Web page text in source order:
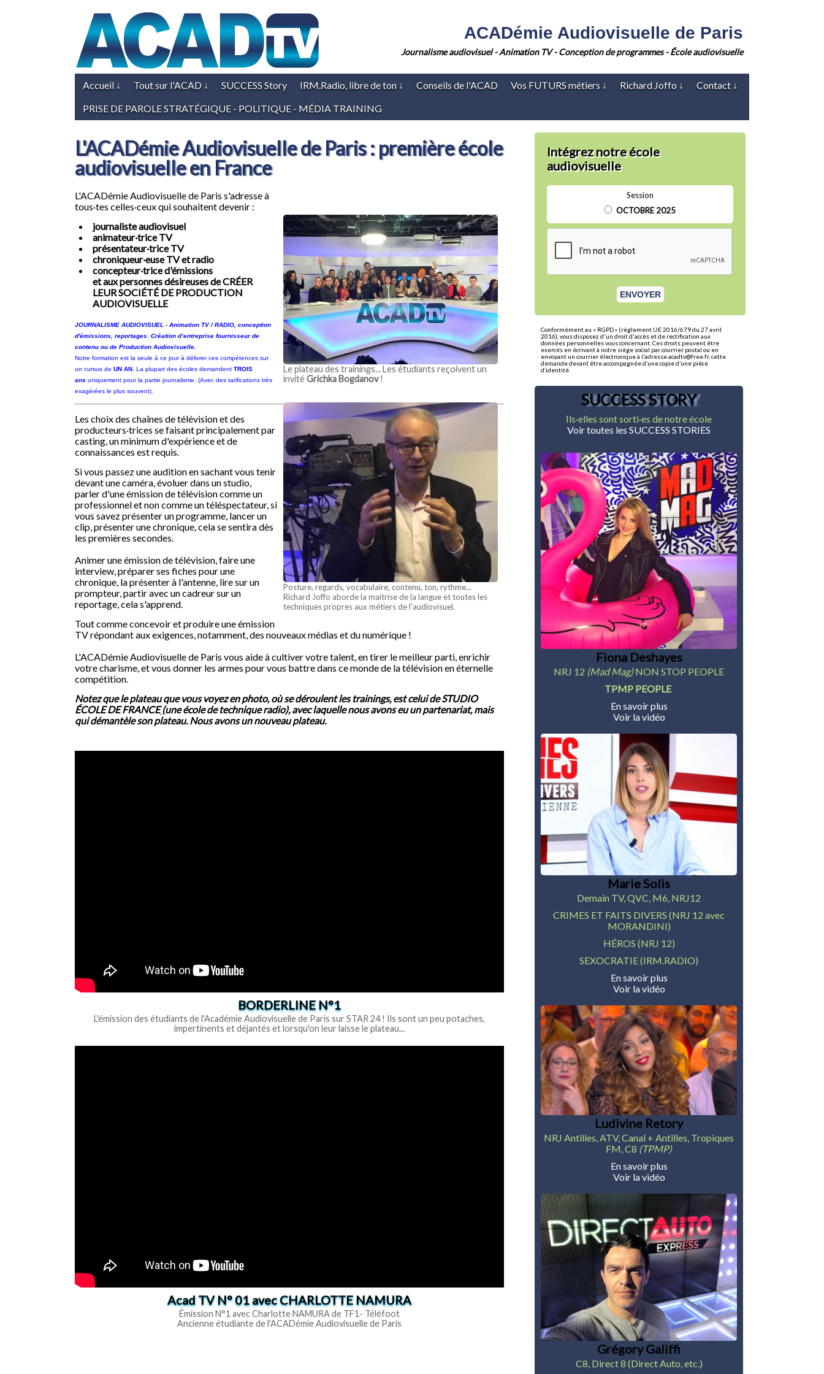
ACADémie Audiovisuelle de Paris
Journalisme audiovisuel - Animation TV - Conception de programmes - École audiovisuelle
Accueil ↓ Tout sur l'ACAD ↓ SUCCESS Story IRM.Radio, libre de ton ↓ Conseils de l'ACAD Vos FUTURS métiers ↓ Richard Joffo ↓ Contact ↓
PRISE DE PAROLE STRATÉGIQUE - POLITIQUE - MÉDIA TRAINING
L'ACADémie Audiovisuelle de Paris : première école
audiovisuelle en France
Le plateau des trainings... Les étudiants reçoivent un
invitéGrichka Bogdanov!
Posture, regards, vocabulaire, contenu, ton, rythme...
Richard Joffo aborde la maitrise de la langue et toutes les
techniques propres aux métiers de l'audiovisuel.
L'ACADémie Audiovisuelle de Paris s'adresse à
tous·tes celles·ceux qui souhaitent devenir :
journaliste audiovisuel
animateur·trice TV
présentateur·trice TV
chroniqueur·euse TV et radio
concepteur·trice d'émissions
et aux personnes désireuses de CRÉER
LEUR SOCIÉTÉ DE PRODUCTION
AUDIOVISUELLE
JOURNALISME AUDIOVISUEL - Animation TV / RADIO, conception
d'émissions, reportages. Création d’entreprise fournisseur de
contenu ou de Production Audiovisuelle.
Notre formation est la seule à ce jour à délivrer ces compétences sur
un cursus de UN AN . La plupart des écoles demandent TROIS
ans uniquement pour la partie journalisme. (Avec des tarifications très
exagérées le plus souvent).
Les choix des chaînes de télévision et des
producteurs·trices se faisant principalement par
casting, un minimum d'expérience et de
connaissances est requis.
Si vous passez une audition en sachant vous tenir
devant une caméra, évoluer dans un studio,
parler d'une émission de télévision comme un
professionnel et non comme un téléspectateur, si
vous savez présenter un programme, lancer un
clip, présenter une chronique, cela se sentira dès
les premières secondes.
Animer une émission de télévision, faire une
interview, préparer ses fiches pour une
chronique, la présenter à l'antenne, lire sur un
prompteur, partir avec un cadreur sur un
reportage, cela s'apprend.
Tout comme concevoir et produire une émission
TV répondant aux exigences, notamment, des nouveaux médias et du numérique !
L'ACADémie Audiovisuelle de Paris vous aide à cultiver votre talent, en tirer le meilleur parti, enrichir
votre charisme, et vous donner les armes pour vous battre dans ce monde de la télévision en éternelle
compétition.
Notez que le plateau que vous voyez en photo, où se déroulent les trainings, est celui de STUDIO
ÉCOLE DE FRANCE (une école de technique radio), avec laquelle nous avons eu un partenariat, mais
qui démantèle son plateau. Nous avons un nouveau plateau.
BORDERLINE N°1
L'émission des étudiants de l'Académie Audiovisuelle de Paris sur STAR 24 ! Ils sont un peu potaches,
impertinents et déjantés et lorsqu'on leur laisse le plateau...
Acad TV N° 01 avec CHARLOTTE NAMURA
Émission N°1 avec Charlotte NAMURA de TF1- Téléfoot
Ancienne étudiante de l'ACADémie Audiovisuelle de Paris
Intégrez notre école
audiovisuelle
Session
OCTOBRE 2025
Conformément au « RGPD » (règlement UE 2016/679 du 27 avril
2016), vous disposez d'un droit d'accès et de rectification aux
données personnelles vous concernant. Ces droits peuvent être
exercés en écrivant à notre siège social par courrier postal ou en
envoyant un courrier électronique à l’adresse acadtv@free.fr, cette
demande devant être accompagnée d’une copie d’une pièce
d’identité.
SUCCESS STORY
Ils·elles sont sorti·es de notre école
Voir toutes les SUCCESS STORIES
Fiona Deshayes
NRJ 12 (Mad Mag)NON STOP PEOPLE
TPMP PEOPLE
En savoir plus
Voir la vidéo
Marie Solis
Demain TV, QVC, M6, NRJ12
CRIMES ET FAITS DIVERS (NRJ 12 avec
MORANDINI)
HÉROS (NRJ 12)
SEXOCRATIE (IRM.RADIO)
En savoir plus
Voir la vidéo
Ludivine Retory
NRJ Antilles, ATV, Canal + Antilles, Tropiques
FM, C8 (TPMP)
En savoir plus
Voir la vidéo
Grégory Galiffi
C8, Direct 8 (Direct Auto, etc.)